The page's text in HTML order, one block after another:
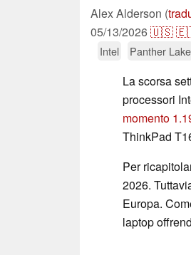
Alex Alderson (
05/13/2026🇺🇸
Intel Panther Lake
La scorsa
processori
momento
ThinkPad
Per
2026.
Europa.
laptop